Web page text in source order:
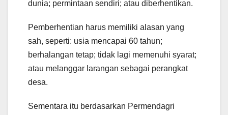
dunia; permintaan sendiri; atau diberhentikan.
Pemberhentian harus memiliki alasan yang
sah, seperti: usia mencapai 60 tahun;
berhalangan tetap; tidak lagi memenuhi syarat;
atau melanggar larangan sebagai perangkat
desa.
Sementara itu berdasarkan Permendagri